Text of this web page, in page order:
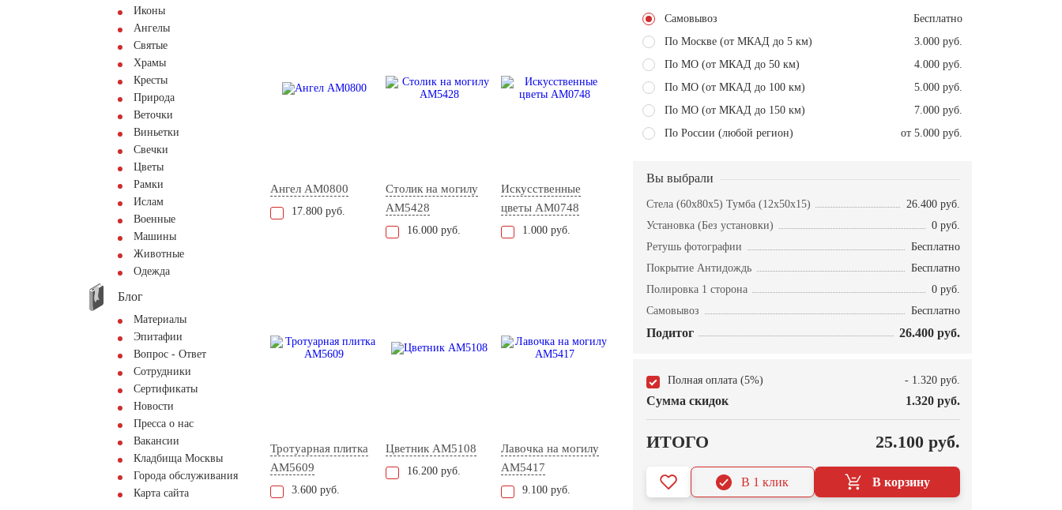
Иконы
Ангелы
Святые
Храмы
Кресты
Природа
Веточки
Виньетки
Свечки
Цветы
Рамки
Ислам
Военные
Машины
Животные
Одежда
Блог
Материалы
Эпитафии
Вопрос - Ответ
Сотрудники
Сертификаты
Новости
Пресса о нас
Вакансии
Кладбища Москвы
Города обслуживания
Карта сайта
Ангел AM0800
17.800 руб.
Столик на могилу
AM5428
16.000 руб.
Искусственные
цветы AM0748
1.000 руб.
Тротуарная плитка
AM5609
3.600 руб.
Цветник AM5108
16.200 руб.
Лавочка на могилу
AM5417
9.100 руб.
Самовывоз
Бесплатно
По Москве (от МКАД до 5 км)
3.000 руб.
По МО (от МКАД до 50 км)
4.000 руб.
По МО (от МКАД до 100 км)
5.000 руб.
По МО (от МКАД до 150 км)
7.000 руб.
По России (любой регион)
от 5.000 руб.
Вы выбрали
Стела (60x80x5) Тумба (12x50x15)
26.400 руб.
Установка (Без установки)
0 руб.
Ретушь фотографии
Бесплатно
Покрытие Антидождь
Бесплатно
Полировка 1 сторона
0 руб.
Самовывоз
Бесплатно
Подитог 26.400 руб.
Полная оплата (5%) - 1.320 руб.
Сумма скидок 1.320 руб.
ИТОГО 25.100 руб.
В корзину
В 1 клик